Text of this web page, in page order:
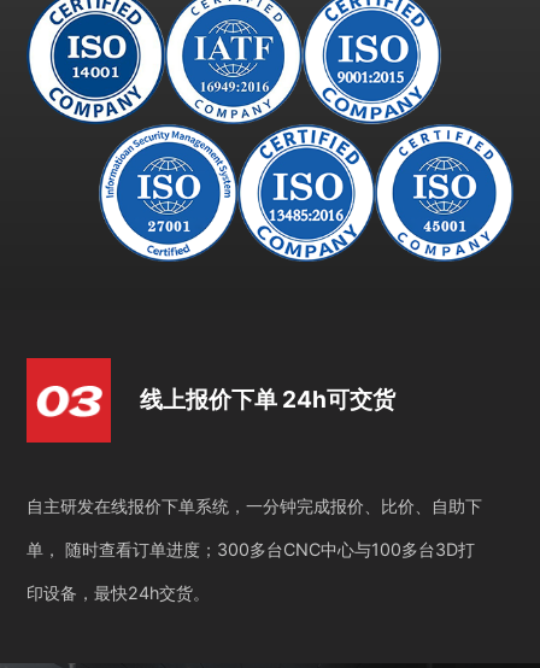
线上报价下单 24h可交货
自主研发在线报价下单系统，一分钟完成报价、比价、自助下
单， 随时查看订单进度；300多台CNC中心与100多台3D打
印设备，最快24h交货。